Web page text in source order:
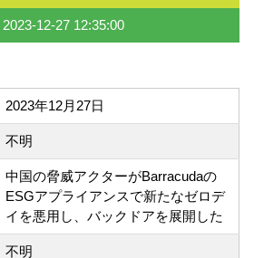
2023-12-27 12:35:00
2023年12月27日
不明
中国の脅威アクターがBarracudaの
ESGアプライアンスで新たなゼロデ
イを悪用し、バックドアを展開した
不明